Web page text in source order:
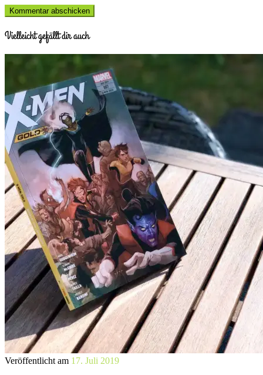
Vielleicht gefällt dir auch
Veröffentlicht am 17. Juli 2019